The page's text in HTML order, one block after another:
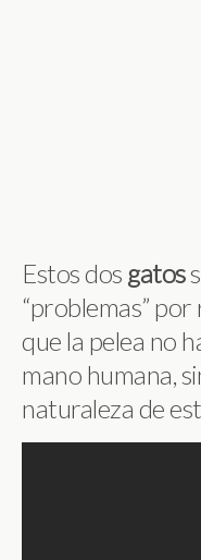
Estos dos gatos
“problemas”
que la pelea no
mano humana,
naturaleza de